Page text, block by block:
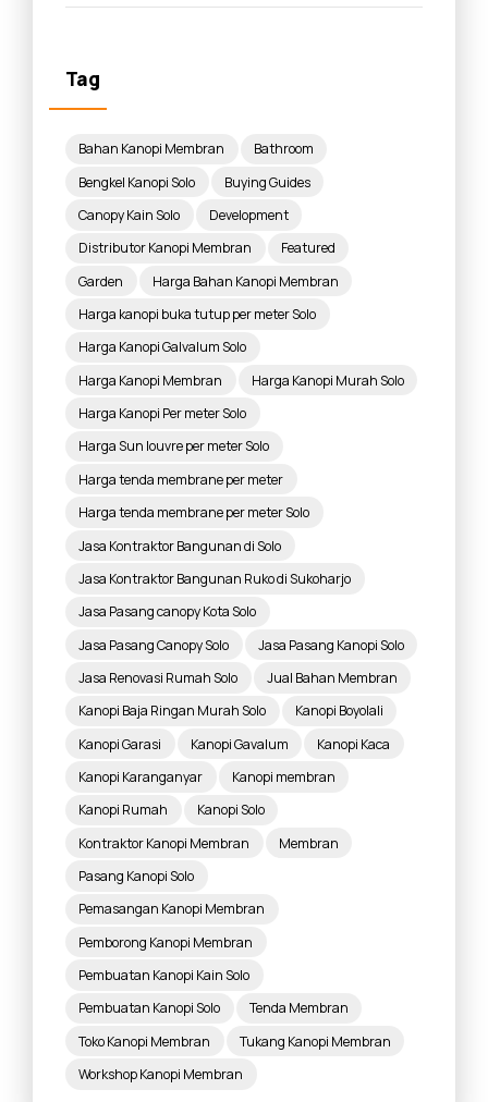
Tag
Bahan Kanopi Membran
Bathroom
Bengkel Kanopi Solo
Buying Guides
Canopy Kain Solo
Development
Distributor Kanopi Membran
Featured
Garden
Harga Bahan Kanopi Membran
Harga kanopi buka tutup per meter Solo
Harga Kanopi Galvalum Solo
Harga Kanopi Membran
Harga Kanopi Murah Solo
Harga Kanopi Per meter Solo
Harga Sun louvre per meter Solo
Harga tenda membrane per meter
Harga tenda membrane per meter Solo
Jasa Kontraktor Bangunan di Solo
Jasa Kontraktor Bangunan Ruko di Sukoharjo
Jasa Pasang canopy Kota Solo
Jasa Pasang Canopy Solo
Jasa Pasang Kanopi Solo
Jasa Renovasi Rumah Solo
Jual Bahan Membran
Kanopi Baja Ringan Murah Solo
Kanopi Boyolali
Kanopi Garasi
Kanopi Gavalum
Kanopi Kaca
Kanopi Karanganyar
Kanopi membran
Kanopi Rumah
Kanopi Solo
Kontraktor Kanopi Membran
Membran
Pasang Kanopi Solo
Pemasangan Kanopi Membran
Pemborong Kanopi Membran
Pembuatan Kanopi Kain Solo
Pembuatan Kanopi Solo
Tenda Membran
Toko Kanopi Membran
Tukang Kanopi Membran
Workshop Kanopi Membran